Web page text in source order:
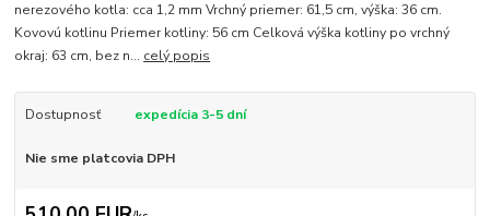
nerezového kotla: cca 1,2 mm Vrchný priemer: 61,5 cm, výška: 36 cm.
Kovovú kotlinu Priemer kotliny: 56 cm Celková výška kotliny po vrchný
okraj: 63 cm, bez n... celý popis
Dostupnosť expedícia 3-5 dní
Nie sme platcovia DPH